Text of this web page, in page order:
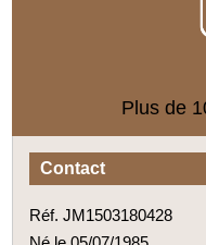
Plus de
Contact
Réf. JM1503180428